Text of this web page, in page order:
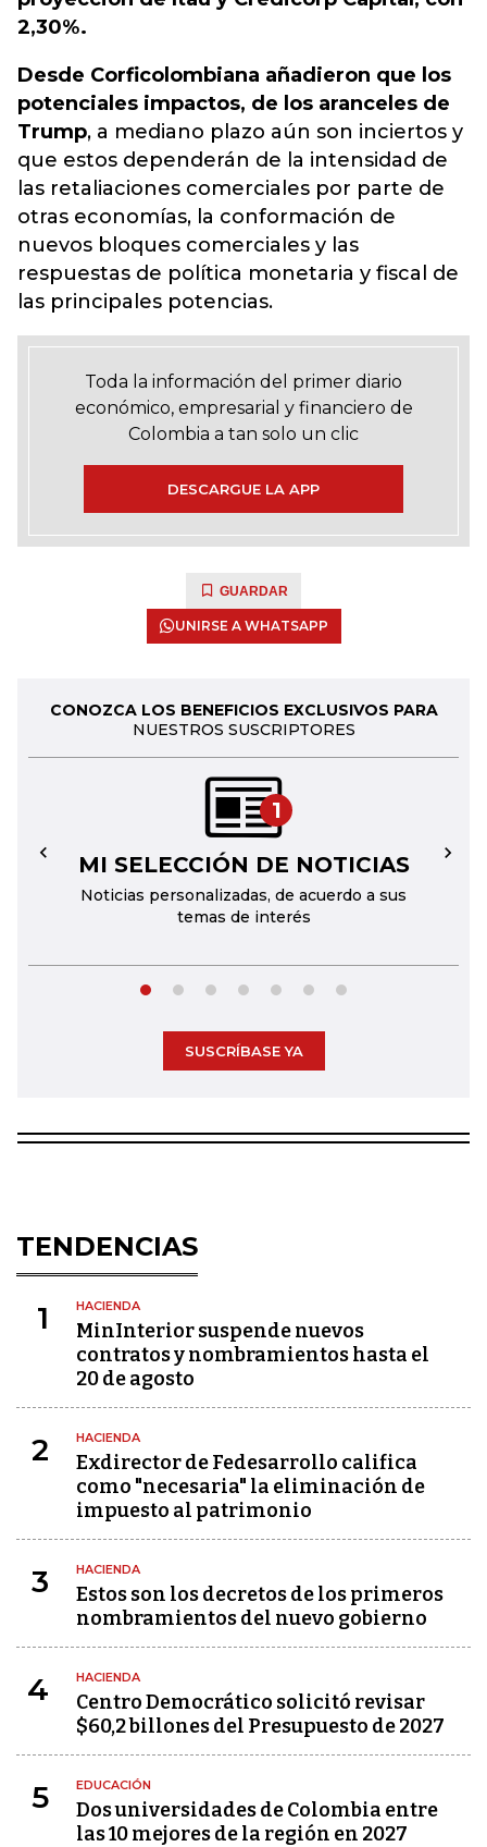
2,30%.
Desde Corficolombiana añadieron que los
potenciales impactos, de los aranceles de
Trump, a mediano plazo aún son inciertos y
que estos dependerán de la intensidad de
las retaliaciones comerciales por parte de
otras economías, la conformación de
nuevos bloques comerciales y las
respuestas de política monetaria y fiscal de
las principales potencias.
Toda la información del primer diario
económico, empresarial y financiero de
Colombia a tan solo un clic
DESCARGUE LA APP
GUARDAR
UNIRSE A WHATSAPP
CONOZCA LOS BENEFICIOS EXCLUSIVOS PARA
NUESTROS SUSCRIPTORES
1
MI SELECCIÓN DE NOTICIAS
Noticias personalizadas, de acuerdo a sus
temas de interés
← →
SUSCRÍBASE YA
TENDENCIAS
1 HACIENDA
MinInterior suspende nuevos
contratos y nombramientos hasta el
20 de agosto
2 HACIENDA
Exdirector de Fedesarrollo califica
como "necesaria" la eliminación de
impuesto al patrimonio
3 HACIENDA
Estos son los decretos de los primeros
nombramientos del nuevo gobierno
4 HACIENDA
Centro Democrático solicitó revisar
$60,2 billones del Presupuesto de 2027
5 EDUCACIÓN
Dos universidades de Colombia entre
las 10 mejores de la región en 2027